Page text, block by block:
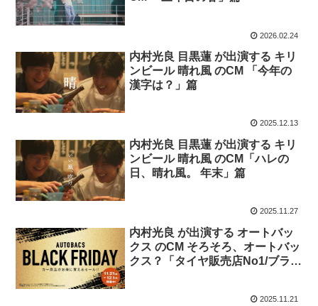
2026.02.24
内村光良 目黒蓮 が出演する キリ
ンビール 晴れ風 のCM 「今年の
漢字は？」篇
2025.12.13
内村光良 目黒蓮 が出演する キリ
ンビール 晴れ風 のCM「ハレの
日、晴れ風。 年末」篇
2025.11.27
内村光良 が出演する オートバッ
クス のCM そろそろ、オートバッ
クス？「タイヤ販売店No1/ブラッ
2025.11.21